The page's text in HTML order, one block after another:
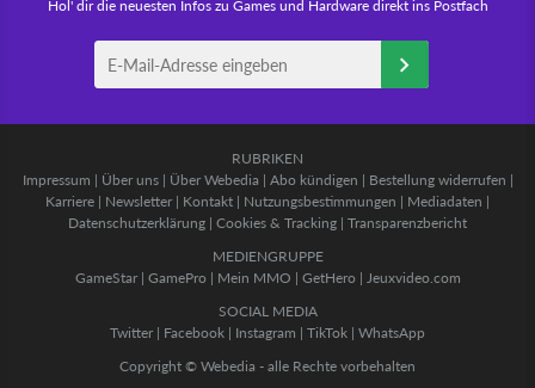
Hol' dir die neuesten Infos zu Games und Hardware direkt ins Postfach
RUBRIKEN
Impressum | Über uns| Über Webedia | Abo kündigen | Bestellung widerrufen |
Karriere | Newsletter | Kontakt | Nutzungsbestimmungen | Mediadaten |
Datenschutzerklärung | Cookies & Tracking | Transparenzbericht
MEDIENGRUPPE
GameStar| GamePro | Mein MMO | GetHero | Jeuxvideo.com
SOCIAL MEDIA
Twitter | Facebook | Instagram | TikTok | WhatsApp
Copyright © Webedia - alle Rechte vorbehalten